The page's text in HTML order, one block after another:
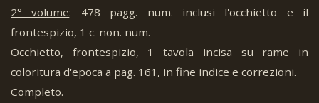
2° volume: 478 pagg. num. inclusi l'occhietto e il
frontespizio, 1 c. non. num.
Occhietto, frontespizio, 1 tavola incisa su rame in
coloritura d'epoca a pag. 161, in fine indice e correzioni.
Completo.